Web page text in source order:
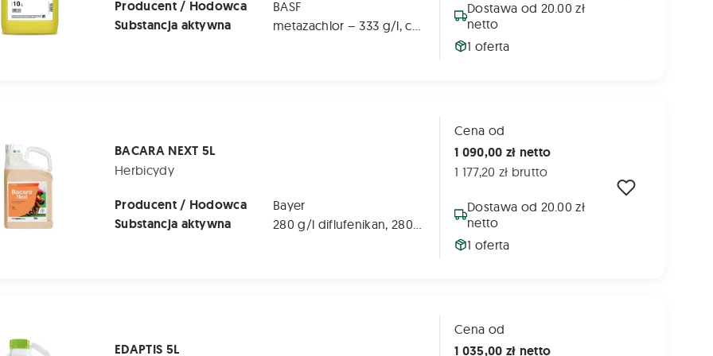
Producent / Hodowca BASF
Substancja aktywna
Dostawa od 20.00 zł
netto
1 oferta
BACARA NEXT 5L
Herbicydy
Producent / Hodowca Bayer
Substancja aktywna
Cena od
1 090,00 zł netto
1 177,20 zł brutto
Dostawa od 20.00 zł
netto
1 oferta
EDAPTIS 5L
Cena od
1 035,00 zł netto